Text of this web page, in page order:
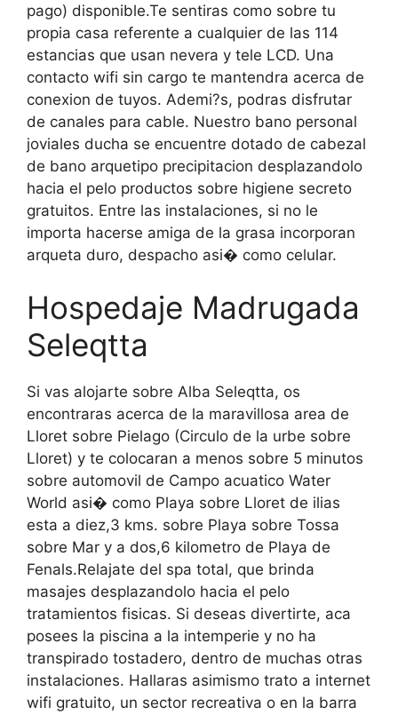
pago) disponible.Te sentiras como sobre tu
propia casa referente a cualquier de las 114
estancias que usan nevera y tele LCD. Una
contacto wifi sin cargo te mantendra acerca de
conexion de tuyos. Ademi?s, podras disfrutar
de canales para cable. Nuestro bano personal
joviales ducha se encuentre dotado de cabezal
de bano arquetipo precipitacion desplazandolo
hacia el pelo productos sobre higiene secreto
gratuitos. Entre las instalaciones, si no le
importa hacerse amiga de la grasa incorporan
arqueta duro, despacho asi� como celular.
Hospedaje Madrugada
Seleqtta
Si vas alojarte sobre Alba Seleqtta, os
encontraras acerca de la maravillosa area de
Lloret sobre Pielago (Circulo de la urbe sobre
Lloret) y te colocaran a menos sobre 5 minutos
sobre automovil de Campo acuatico Water
World asi� como Playa sobre Lloret de ilias
esta a diez,3 kms. sobre Playa sobre Tossa
sobre Mar y a dos,6 kilometro de Playa de
Fenals.Relajate del spa total, que brinda
masajes desplazandolo hacia el pelo
tratamientos fisicas. Si deseas divertirte, aca
posees la piscina a la intemperie y no ha
transpirado tostadero, dentro de muchas otras
instalaciones. Hallaras asimismo trato a internet
wifi gratuito, un sector recreativa o en la barra